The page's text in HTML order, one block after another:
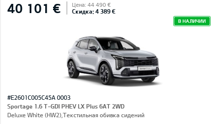
40 101 € Цена: 44 490 €
Скидка: 4 389 €
В НАЛИЧИИ
#E2601C005C45A 0003
Sportage 1.6 T-GDI PHEV LX Plus 6AT 2WD
Deluxe White (HW2),Текстильная обивка сидений